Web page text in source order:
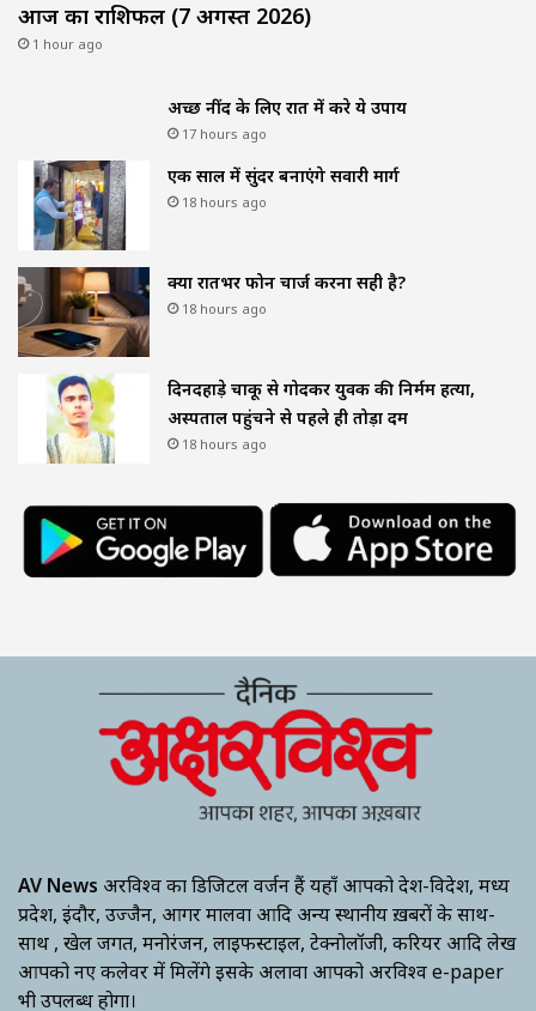
आज का राशिफल (7 अगस्त 2026)
1 hour ago
अच्छी नींद के लिए रात में करे ये उपाय
17 hours ago
एक साल में सुंदर बनाएंगे सवारी मार्ग
18 hours ago
क्या रातभर फोन चार्ज करना सही है?
18 hours ago
दिनदहाड़े चाकू से गोदकर युवक की निर्मम हत्या,
अस्पताल पहुंचने से पहले ही तोड़ा दम
18 hours ago
AV News अक्षरविश्व का डिजिटल वर्जन हैं यहाँ आपको देश-विदेश, मध्य
प्रदेश, इंदौर, उज्जैन, आगर मालवा आदि अन्य स्थानीय ख़बरों के साथ-
साथ , खेल जगत, मनोरंजन, लाइफस्टाइल, टेक्नोलॉजी, करियर आदि लेख
आपको नए कलेवर में मिलेंगे इसके अलावा आपको अक्षरविश्व e-paper
भी उपलब्ध होगा।